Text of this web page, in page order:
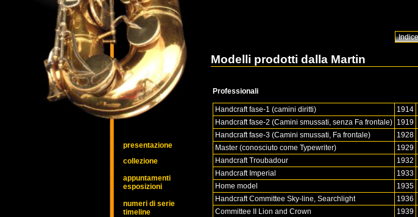
presentazione
collezione
appuntamenti
esposizioni
numeri di serie
timeline
Modelli prodotti dalla Martin
Professionali
Handcraft fase-1 (camini diritti) 1914
Handcraft fase-2 (Camini smussati, senza Fa frontale) 1919
Handcraft fase-3 (Camini smussati, Fa frontale)
1928
Master (conosciuto come Typewriter)
1929
Handcraft Troubadour
1932
Handcraft Imperial
1933
Home model
1935
Handcraft Committee Sky-line, Searchlight
1936
Committee II Lion and Crown
1939